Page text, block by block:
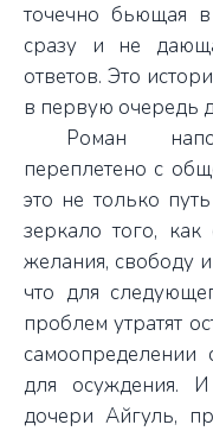
точечно бьющая
сразу и не
ответов. Это
в первую очередь
Роман
переплетено с
это не только
зеркало того,
желания, свободу
что для
проблем утратят
для осуждения.
дочери Айгуль,